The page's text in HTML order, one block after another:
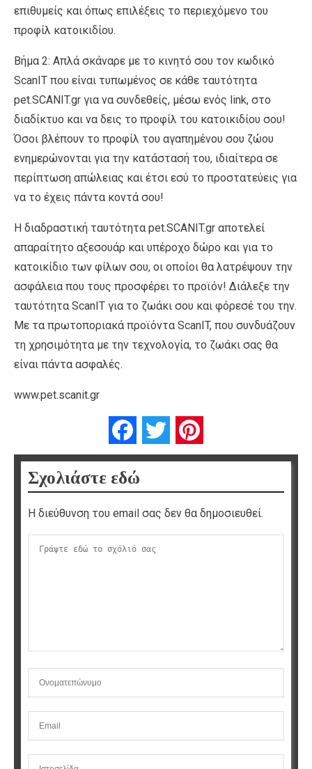
επιθυμείς και όπως επιλέξεις το περιεχόμενο του
προφίλ κατοικιδίου.
Βήμα 2: Απλά σκάναρε με το κινητό σου τον κωδικό
ScanIT που είναι τυπωμένος σε κάθε ταυτότητα
pet.SCANIT.gr για να συνδεθείς, μέσω ενός link, στο
διαδίκτυο και να δεις το προφίλ του κατοικιδίου σου!
Όσοι βλέπουν το προφίλ του αγαπημένου σου ζώου
ενημερώνονται για την κατάστασή του, ιδιαίτερα σε
περίπτωση απώλειας και έτσι εσύ το προστατεύεις για
να το έχεις πάντα κοντά σου!
Η διαδραστική ταυτότητα pet.SCANIT.gr αποτελεί
απαραίτητο αξεσουάρ και υπέροχο δώρο και για το
κατοικίδιο των φίλων σου, οι οποίοι θα λατρέψουν την
ασφάλεια που τους προσφέρει το προϊόν! Διάλεξε την
ταυτότητα ScanIT για το ζωάκι σου και φόρεσέ του την.
Με τα πρωτοποριακά προϊόντα ScanIT, που συνδυάζουν
τη χρησιμότητα με την τεχνολογία, το ζωάκι σας θα
είναι πάντα ασφαλές.
www.pet.scanit.gr
FacebookTwitter
Σχολιάστε εδώ
Η διεύθυνση του email σας δεν θα δημοσιευθεί.